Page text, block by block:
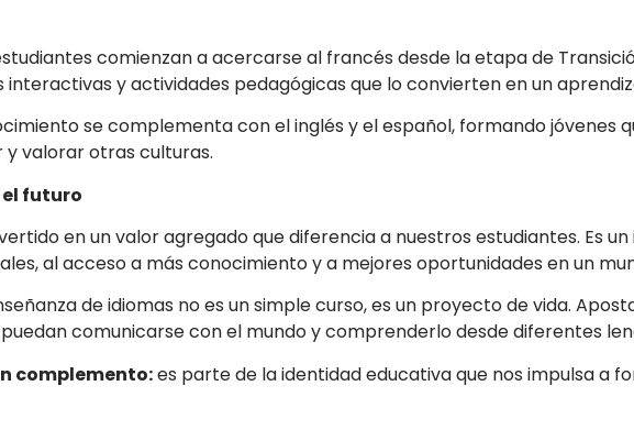
comienzan a acercarse al francés desde la etapa de
interactivas y actividades pedagógicas que lo convierten en un
se complementa con el inglés y el español, formando jóvenes
valorar otras culturas.
futuro
en un valor agregado que diferencia a nuestros estudiantes. Es
al acceso a más conocimiento y a mejores oportunidades en un
de idiomas no es un simple curso, es un proyecto de vida.
comunicarse con el mundo y comprenderlo desde diferentes
complemento:es parte de la identidad educativa que nos impulsa a